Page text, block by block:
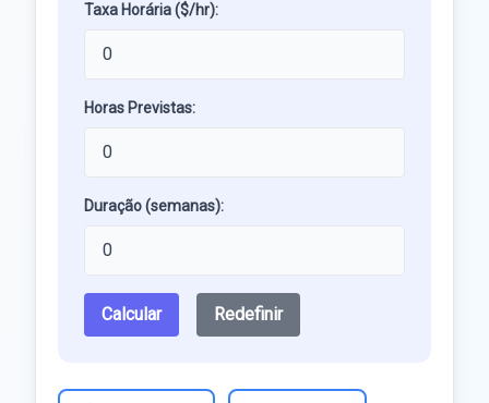
Taxa Horária ($/hr):
Horas Previstas:
Duração (semanas):
Calcular Redefinir